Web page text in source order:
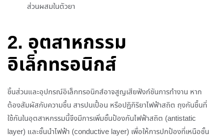
ส่วนผสมในตัวยา
2. อุตสาหกรรม
อิเล็กทรอนิกส์
ชิ้นส่วนและอุปกรณ์อิเล็กทรอนิกส์อาจสูญเสียฟังก์ชันการทำงาน หาก
ต้องสัมผัสกับความชื้น สารปนเปื้อน หรือปฏิกิริยาไฟฟ้าสถิต ถุงกันชื้นที่
ใช้กันในอุตสาหกรรมนี้จึงมีการเพิ่มชั้นป้องกันไฟฟ้าสถิต (antistatic
layer) และชั้นนำไฟฟ้า (conductive layer) เพื่อให้การปกป้องที่เหนือชั้น